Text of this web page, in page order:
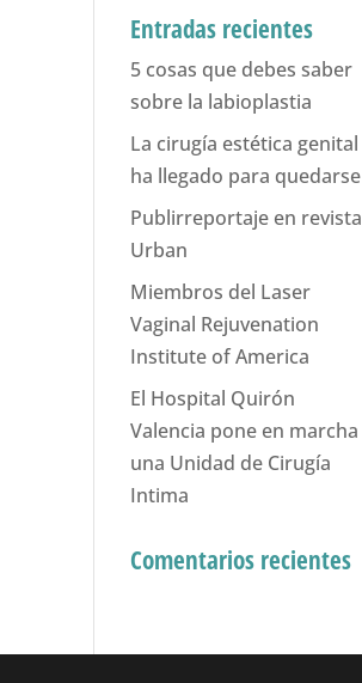
Entradas recientes
5 cosas que debes saber
sobre la labioplastia
La cirugía estética genital
ha llegado para quedarse
Publirreportaje en revista
Urban
Miembros del Laser
Vaginal Rejuvenation
Institute of America
El Hospital Quirón
Valencia pone en marcha
una Unidad de Cirugía
Intima
Comentarios recientes